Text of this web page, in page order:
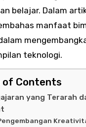
belajar. Dalam
manfaat
teknologi.
of Contents
yang Terarah